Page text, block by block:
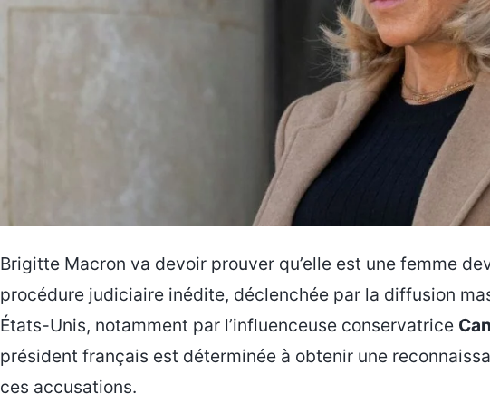
Brigitte Macron va devoir prouver qu’elle est une femme
procédure judiciaire inédite, déclenchée par la diffusion
États-Unis, notamment par l’influenceuse conservatrice
président français est déterminée à obtenir une
ces accusations.